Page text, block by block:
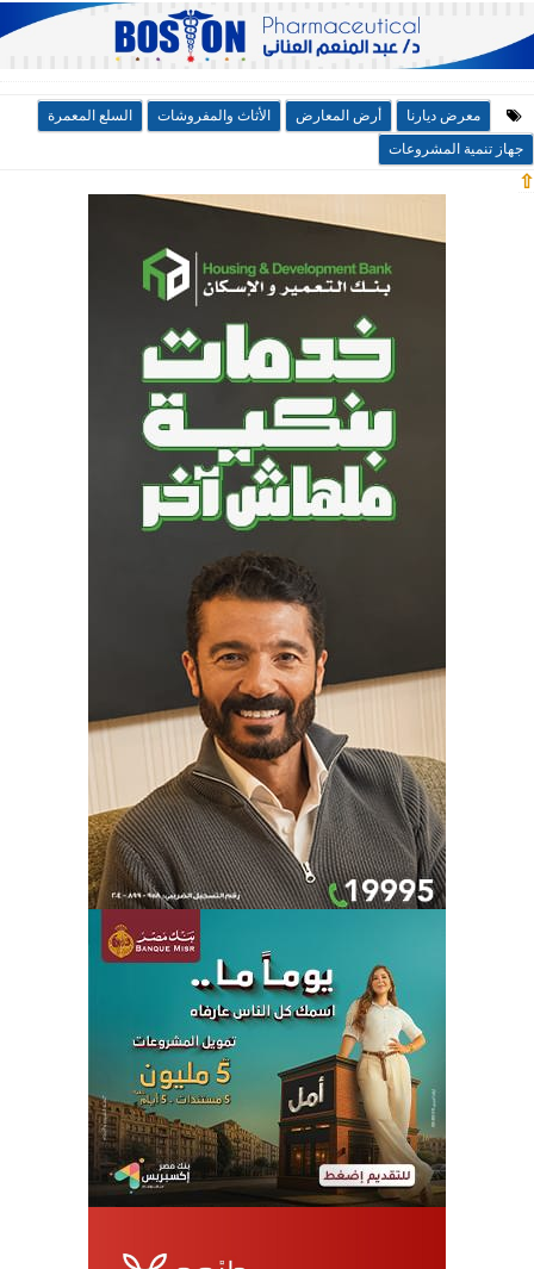
معرض ديارنا أرض المعارض الأثاث والمفروشات
السلع المعمرة
جهاز تنمية المشروعات
⇧